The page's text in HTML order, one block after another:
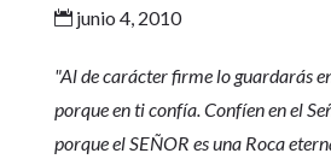
junio 4, 2010
"Al de carácter firme lo guardarás
porque en ti confía. Confíen en el
porque el SEÑOR es una Roca